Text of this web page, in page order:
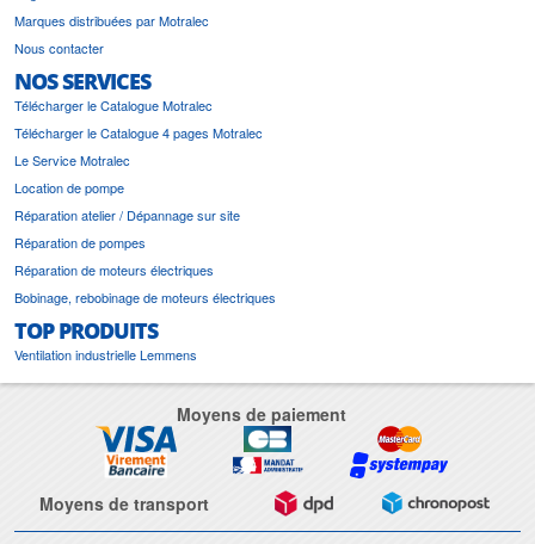
Marques distribuées par Motralec
Nous contacter
NOS SERVICES
Télécharger le Catalogue Motralec
Télécharger le Catalogue 4 pages Motralec
Le Service Motralec
Location de pompe
Réparation atelier / Dépannage sur site
Réparation de pompes
Réparation de moteurs électriques
Bobinage, rebobinage de moteurs électriques
TOP PRODUITS
Ventilation industrielle Lemmens
Moyens de paiement
Moyens de transport